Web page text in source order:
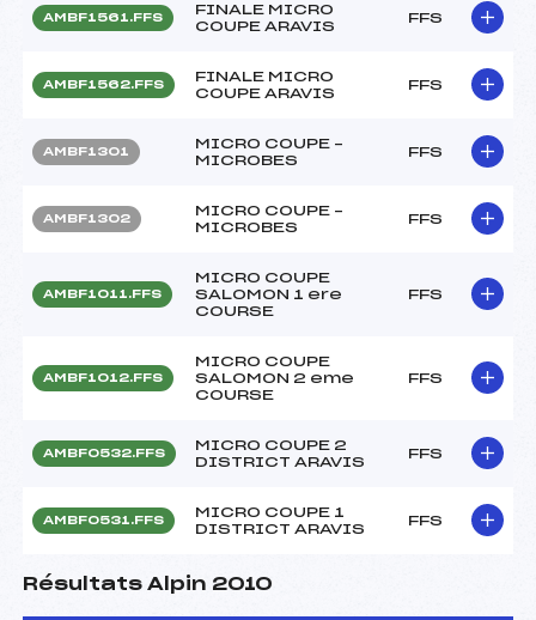
AMBF1561.FFS
FINALE MICRO
COUPE ARAVIS
FFS
AMBF1562.FFS
FINALE MICRO
COUPE ARAVIS
FFS
AMBF1301
MICRO COUPE –
MICROBES
FFS
AMBF1302
MICRO COUPE –
MICROBES
FFS
AMBF1011.FFS
MICRO COUPE
SALOMON 1 ere
COURSE
FFS
AMBF1012.FFS
MICRO COUPE
SALOMON 2 eme
COURSE
FFS
AMBF0532.FFS
MICRO COUPE 2
DISTRICT ARAVIS
FFS
AMBF0531.FFS
MICRO COUPE 1
DISTRICT ARAVIS
FFS
Résultats Alpin 2010